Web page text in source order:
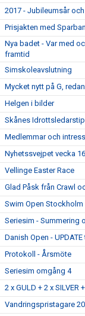
2017 - Jubileumsår
Prisjakten med
Nya badet - Var med
framtid
Simskoleavslutning
Mycket nytt på G,
Helgen i bilder
Skånes
Medlemmar och
Nyhetssvejpet vecka
Vellinge Easter Race
Glad Påsk från Crawl
Swim Open Stockholm
Seriesim - Summering
Danish Open -
Protokoll - Årsmöte
Seriesim omgång 4
2 x GULD + 2 x SILVER
Vandringspristagare